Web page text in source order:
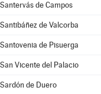
Santervás de Campos
Santibáñez de Valcorba
Santovenia de Pisuerga
San Vicente del Palacio
Sardón de Duero